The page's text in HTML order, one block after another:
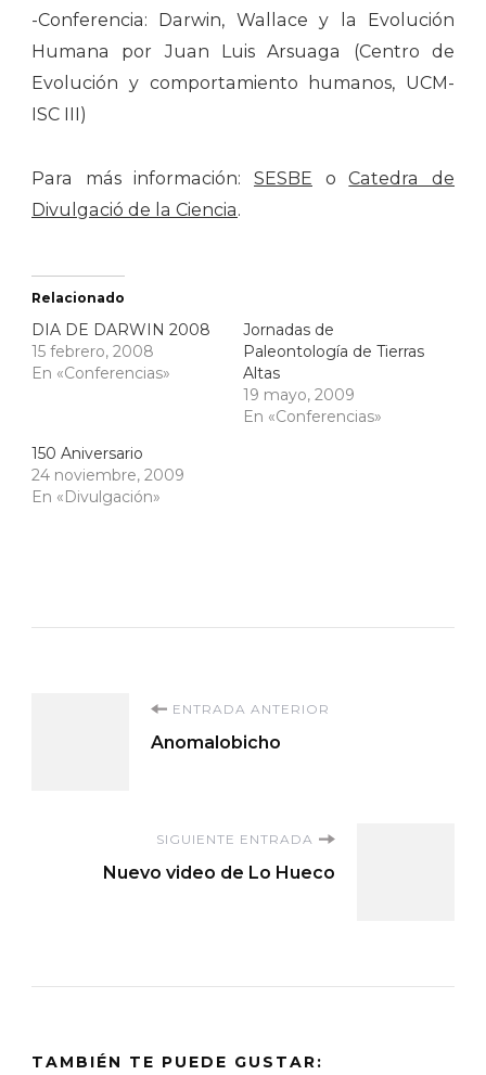
-Conferencia: Darwin, Wallace y la Evolución
Humana por Juan Luis Arsuaga (Centro de
Evolución y comportamiento humanos, UCM-
ISC III)
Para más información: SESBE oCatedra de
Divulgació de la Ciencia.
Relacionado
DIA DE DARWIN 2008
15 febrero, 2008
En «Conferencias»
Jornadas de
Paleontología de Tierras
Altas
19 mayo, 2009
En «Conferencias»
150 Aniversario
24 noviembre, 2009
En «Divulgación»
Navegación
entradas
ENTRADA ANTERIOR
Anomalobicho
SIGUIENTE ENTRADA
Nuevo video de Lo Hueco
TAMBIÉN TE PUEDE GUSTAR: